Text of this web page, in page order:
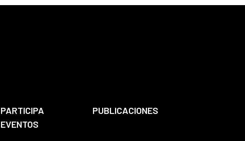
PARTICIPA
PUBLICACIONES
EVENTOS